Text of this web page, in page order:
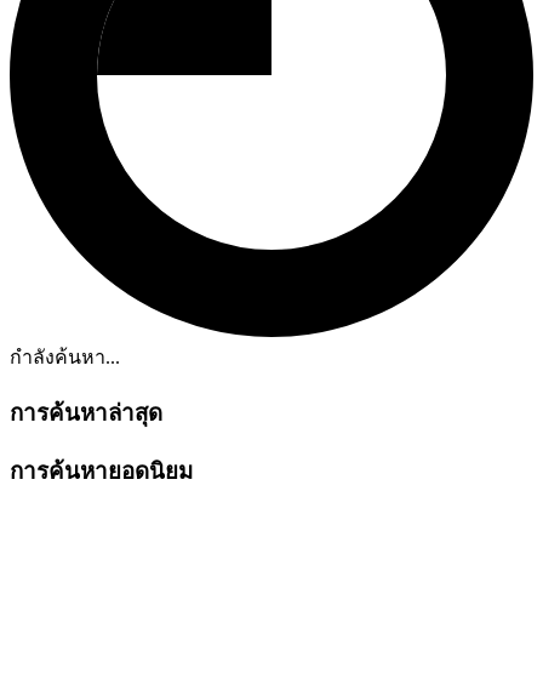
กำลังค้นหา...
การค้นหาล่าสุด
การค้นหายอดนิยม